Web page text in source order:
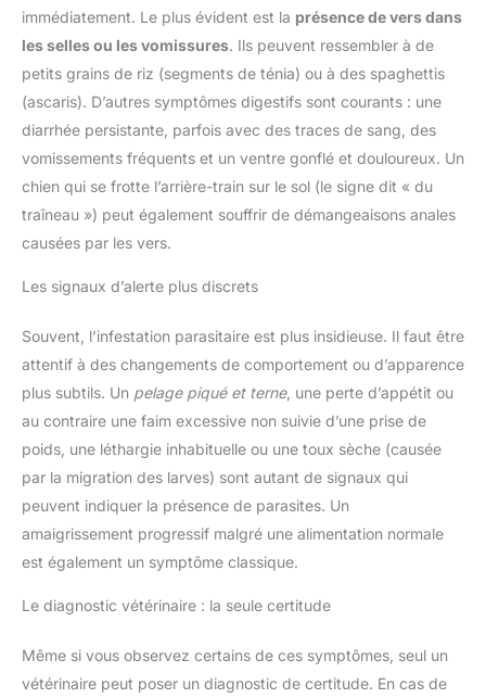
immédiatement. Le plus évident est la présence de vers dans
les selles ou les vomissures. Ils peuvent ressembler à de
petits grains de riz (segments de ténia) ou à des spaghettis
(ascaris). D’autres symptômes digestifs sont courants : une
diarrhée persistante, parfois avec des traces de sang, des
vomissements fréquents et un ventre gonflé et douloureux. Un
chien qui se frotte l’arrière-train sur le sol (le signe dit « du
traîneau ») peut également souffrir de démangeaisons anales
causées par les vers.
Les signaux d’alerte plus discrets
Souvent, l’infestation parasitaire est plus insidieuse. Il faut être
attentif à des changements de comportement ou d’apparence
plus subtils. Un pelage piqué et terne, une perte d’appétit ou
au contraire une faim excessive non suivie d’une prise de
poids, une léthargie inhabituelle ou une toux sèche (causée
par la migration des larves) sont autant de signaux qui
peuvent indiquer la présence de parasites. Un
amaigrissement progressif malgré une alimentation normale
est également un symptôme classique.
Le diagnostic vétérinaire : la seule certitude
Même si vous observez certains de ces symptômes, seul un
vétérinaire peut poser un diagnostic de certitude. En cas de